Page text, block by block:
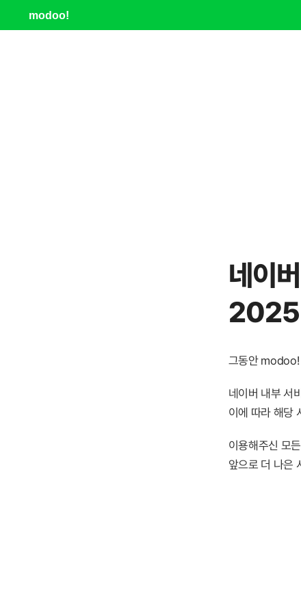
modoo!
네이
2025
그동안 modoo!
네이버 내부 서
이에 따라 해당
이용해주신 모
앞으로 더 나은